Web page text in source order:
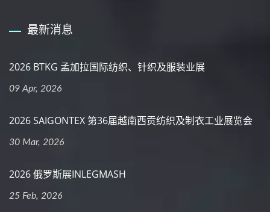
最新消息
2026 BTKG 孟加拉国际纺织、针织及服装业展
09 Apr, 2026
2026 SAIGONTEX 第36届越南西贡纺织及制衣工业展览会
30 Mar, 2026
2026 俄罗斯展INLEGMASH
25 Feb, 2026